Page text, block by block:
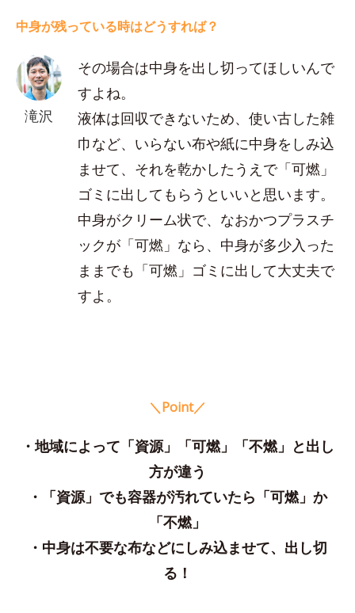
中身が残っている時はどうすれば？
滝沢
その場合は中身を出し切ってほしいんで
すよね。
液体は回収できないため、使い古した雑
巾など、いらない布や紙に中身をしみ込
ませて、それを乾かしたうえで「可燃」
ゴミに出してもらうといいと思います。
中身がクリーム状で、なおかつプラスチ
ックが「可燃」なら、中身が多少入った
ままでも「可燃」ゴミに出して大丈夫で
すよ。
＼Point／
・地域によって「資源」「可燃」「不燃」と出し
方が違う
・「資源」でも容器が汚れていたら「可燃」か
「不燃」
・中身は不要な布などにしみ込ませて、出し切
る！